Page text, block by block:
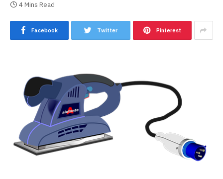
4 Mins Read
Facebook Twitter Pinterest